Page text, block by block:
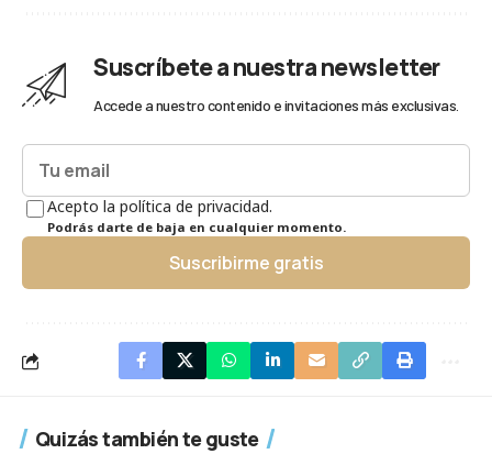
Suscríbete a nuestra newsletter
Accede a nuestro contenido e invitaciones más exclusivas.
Acepto la política de privacidad.
Podrás darte de baja en cualquier momento.
Suscribirme gratis
Quizás también te guste